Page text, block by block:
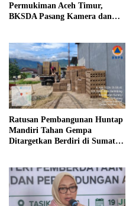
Permukiman Aceh Timur,
BKSDA Pasang Kamera dan
Ratusan Pembangunan Huntap
Mandiri Tahan Gempa
Ditargetkan Berdiri di Sumatra